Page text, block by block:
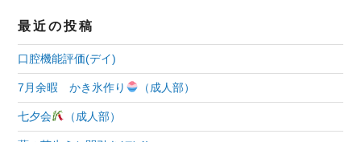
ー
シ
ョ
ン
最近の投稿
口腔機能評価(デイ)
7月余暇 かき氷作り （成人部）
七夕会 （成人部）